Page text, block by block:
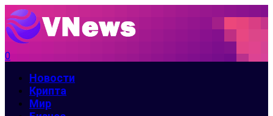
0
Новости
Крипта
Мир